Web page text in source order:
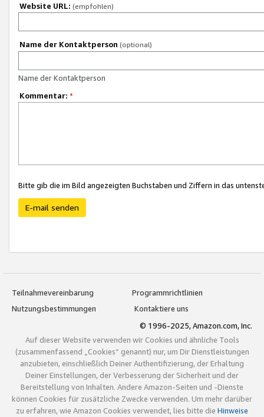
Website URL: (empfohlen)
Name der Kontaktperson (optional)
Name der Kontaktperson
Kommentar: *
Bitte gib die im Bild angezeigten Buchstaben und Ziffern in das
E-mail senden
Teilnahmevereinbarung
Programmrichtlinien
Nutzungsbestimmungen
Kontaktiere uns
© 1996-2025, Amazon.com, Inc.
Auf dieser Website verwenden wir Cookies und ähnliche Tools
(zusammenfassend „Cookies“ genannt) nur, um Dir Dienstleistungen
anzubieten, einschließlich Deiner Authentifizierung, der Erhaltung
Deiner Einstellungen, der Verbesserung der Sicherheit und der
Bereitstellung von Inhalten. Andere Amazon-Seiten und -Dienste
können Cookies für zusätzliche Zwecke verwenden. Um mehr darüber
zu erfahren, wie Amazon Cookies verwendet, lies bitte die Hinweise